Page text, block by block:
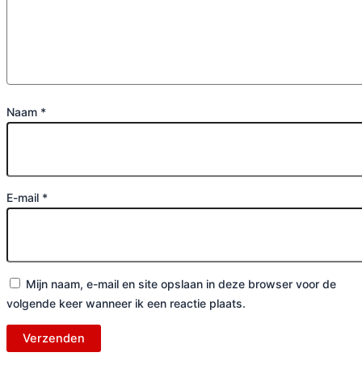
Naam *
E-mail *
Mijn naam, e-mail en site opslaan in deze browser voor de
volgende keer wanneer ik een reactie plaats.